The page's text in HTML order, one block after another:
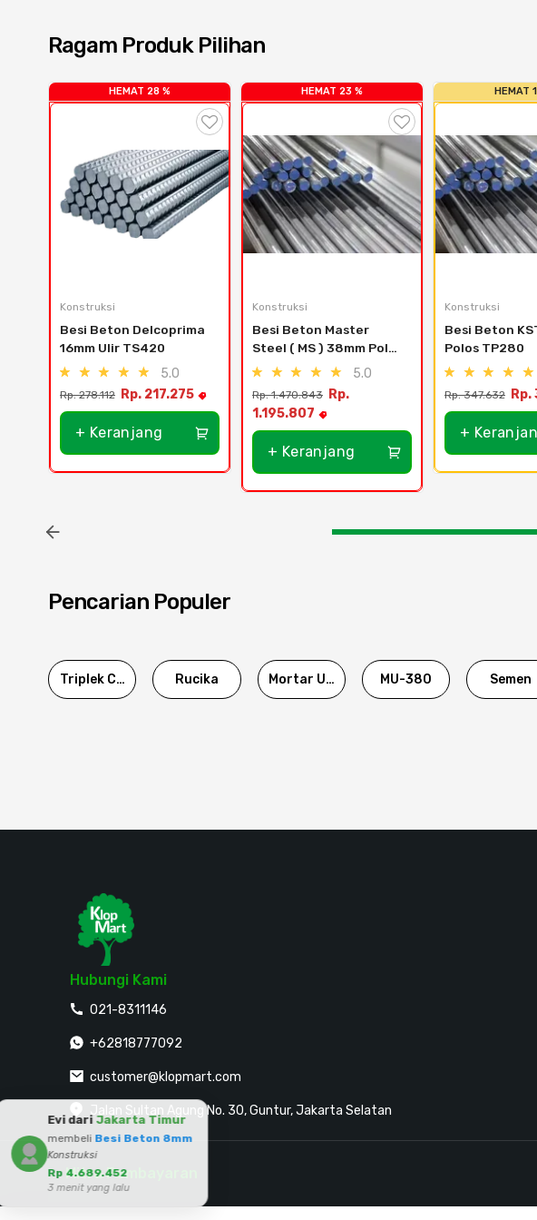
Ragam Produk Pilihan
HEMAT 28 %
Konstruksi
Besi Beton Delcoprima
16mm Ulir TS420
5.0
Rp. 278.112 Rp. 217.275
+ Keranjang
HEMAT 23 %
Konstruksi
Besi Beton Master
Steel ( MS ) 38mm Polos
TP280
5.0
Rp. 1.470.843
Rp.
1.195.807
+ Keranjang
HEMAT
Konstruksi
Besi Beton
Polos TP280
Rp. 347.632
+
Pencarian Populer
Triplek Cor Rucika Mortar Utama MU-380 Semen
Hubungi Kami
021-8311146
+62818777092
customer@klopmart.com
Jalan Sultan Agung No. 30, Guntur, Jakarta Selatan
Mitra Pembayaran
Evi dariJakarta Timur
membeliBesi Beton 8mm
Konstruksi
Rp 4.689.452
3 menit yang lalu